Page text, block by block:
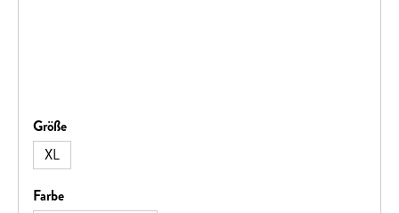
Größeauswählen
XL
Farbeauswählen